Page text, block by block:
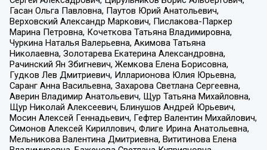
Гасан Ольга Павловна, Паутов Юрий Анатольевич,
Верховский Александр Маркович, Пислакова-Паркер
Марина Петровна, Кочеткова Татьяна Владимировна,
Чуркина Наталья Валерьевна, Акимова Татьяна
Николаевна, Золотарева Екатерина Александровна,
Рачинский Ян Збигневич, Жемкова Елена Борисовна,
Гудков Лев Дмитриевич, Илларионова Юлия Юрьевна,
Саранг Анна Васильевна, Захарова Светлана Сергеевна,
Аверин Владимир Анатольевич, Щур Татьяна Михайловна,
Щур Николай Алексеевич, Блинушов Андрей Юрьевич,
Мосин Алексей Геннадьевич, Гефтер Валентин Михайлович,
Симонов Алексей Кириллович, Флиге Ирина Анатольевна,
Мельникова Валентина Дмитриевна, Вититинова Елена